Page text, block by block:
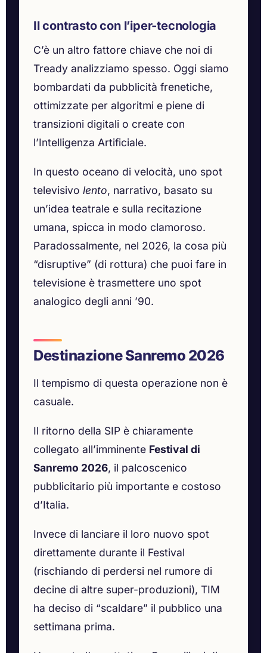
Il contrasto con l’iper-tecnologia
C’è un altro fattore chiave che noi di
Tready analizziamo spesso. Oggi siamo
bombardati da pubblicità frenetiche,
ottimizzate per algoritmi e piene di
transizioni digitali o create con
l’Intelligenza Artificiale.
In questo oceano di velocità, uno spot
televisivo lento, narrativo, basato su
un’idea teatrale e sulla recitazione
umana, spicca in modo clamoroso.
Paradossalmente, nel 2026, la cosa più
“disruptive” (di rottura) che puoi fare in
televisione è trasmettere uno spot
analogico degli anni ’90.
Destinazione Sanremo 2026
Il tempismo di questa operazione non è
casuale.
Il ritorno della SIP è chiaramente
collegato all’imminente Festival di
Sanremo 2026, il palcoscenico
pubblicitario più importante e costoso
d’Italia.
Invece di lanciare il loro nuovo spot
direttamente durante il Festival
(rischiando di perdersi nel rumore di
decine di altre super-produzioni), TIM
ha deciso di “scaldare” il pubblico una
settimana prima.